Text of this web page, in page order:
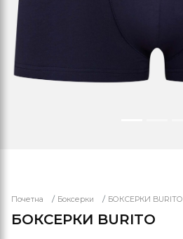
Почетна Боксерки БОКСЕРКИ BURITO
БОКСЕРКИ BURITO